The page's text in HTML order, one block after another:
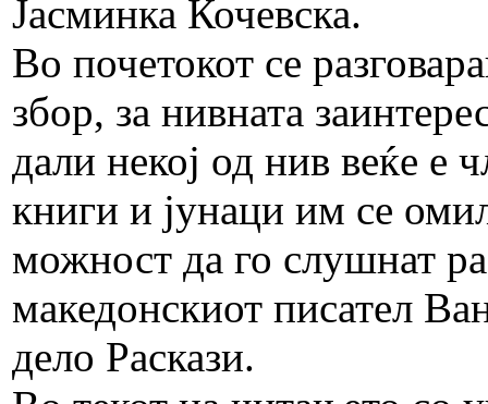
Јасминка Кочевска.
Во почетокот се
збор, за нивната
дали некој од нив веќе е
книги и јунаци им се
можност да го слушнат
македонскиот писател
дело Раскази.